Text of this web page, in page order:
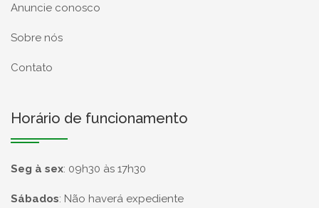
Anuncie conosco
Sobre nós
Contato
Horário de funcionamento
Seg à sex: 09h30 às 17h30
Sábados: Não haverá expediente